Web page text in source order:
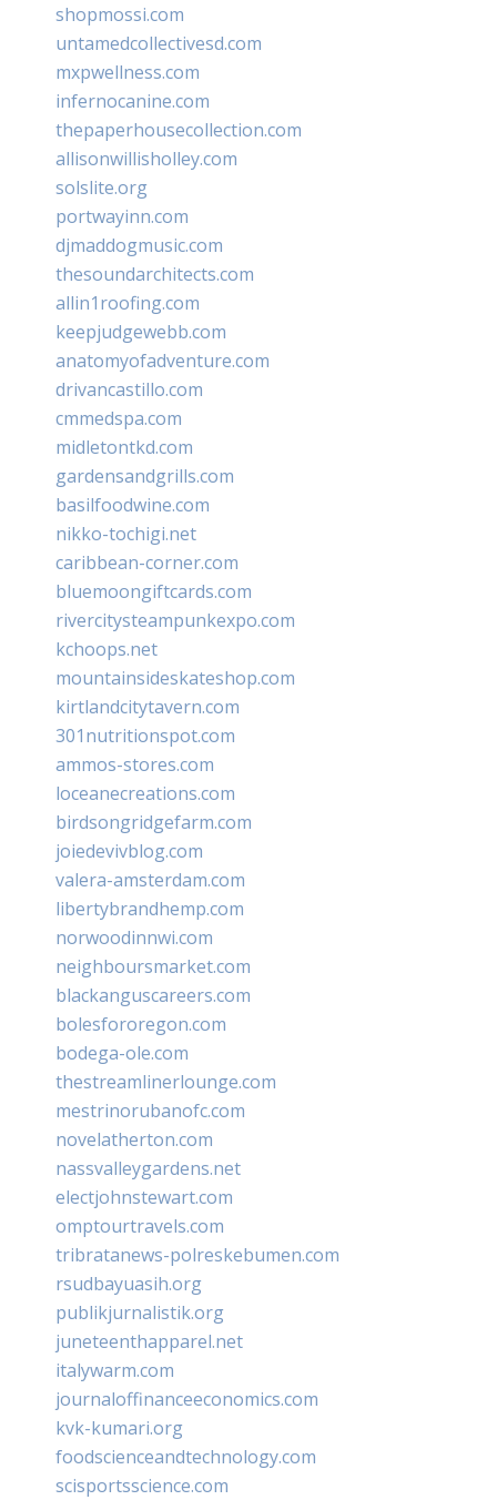
shopmossi.com
untamedcollectivesd.com
mxpwellness.com
infernocanine.com
thepaperhousecollection.com
allisonwillisholley.com
solslite.org
portwayinn.com
djmaddogmusic.com
thesoundarchitects.com
allin1roofing.com
keepjudgewebb.com
anatomyofadventure.com
drivancastillo.com
cmmedspa.com
midletontkd.com
gardensandgrills.com
basilfoodwine.com
nikko-tochigi.net
caribbean-corner.com
bluemoongiftcards.com
rivercitysteampunkexpo.com
kchoops.net
mountainsideskateshop.com
kirtlandcitytavern.com
301nutritionspot.com
ammos-stores.com
loceanecreations.com
birdsongridgefarm.com
joiedevivblog.com
valera-amsterdam.com
libertybrandhemp.com
norwoodinnwi.com
neighboursmarket.com
blackanguscareers.com
bolesfororegon.com
bodega-ole.com
thestreamlinerlounge.com
mestrinorubanofc.com
novelatherton.com
nassvalleygardens.net
electjohnstewart.com
omptourtravels.com
tribratanews-polreskebumen.com
rsudbayuasih.org
publikjurnalistik.org
juneteenthapparel.net
italywarm.com
journaloffinanceeconomics.com
kvk-kumari.org
foodscienceandtechnology.com
scisportsscience.com